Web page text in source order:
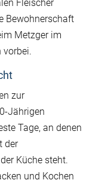
Fleischer
Bewohnerschaft
Metzger im
vorbei.
zur
Jährigen
Tage, an denen
der
Küche steht.
und Kochen